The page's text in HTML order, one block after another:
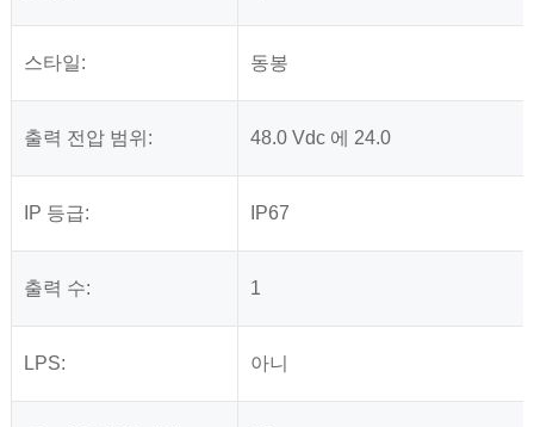
스타일: 동봉
출력 전압 범위: 48.0 Vdc 에 24.0
IP 등급: IP67
출력 수: 1
LPS: 아니